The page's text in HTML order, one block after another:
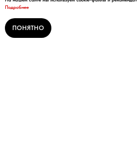
Подробнее
ПОНЯТНО